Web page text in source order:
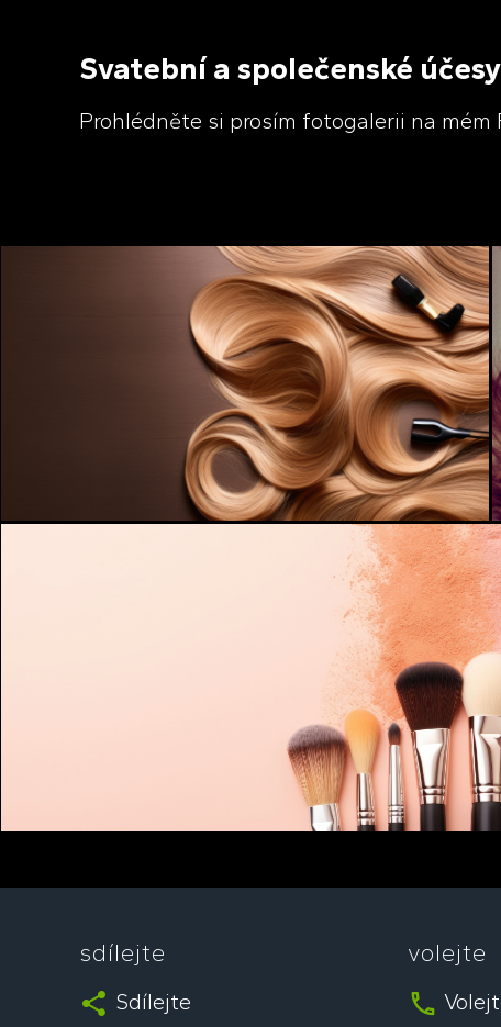
Svatební a společenské účesy
Prohlédněte si prosím fotogalerii na mém
sdílejte
Sdílejte
volejte